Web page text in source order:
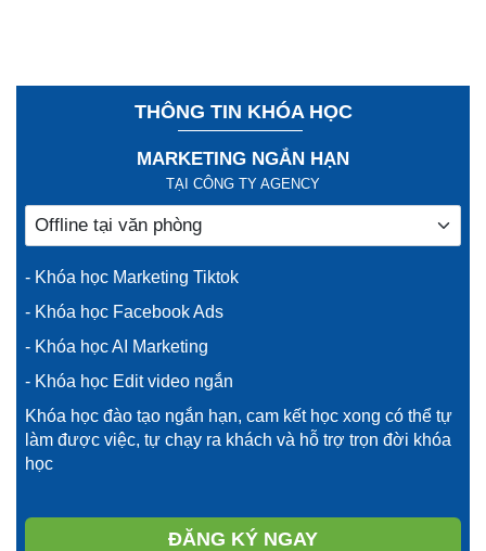
THÔNG TIN KHÓA HỌC
MARKETING NGẮN HẠN
TẠI CÔNG TY AGENCY
- Khóa học Marketing Tiktok
- Khóa học Facebook Ads
- Khóa học AI Marketing
- Khóa học Edit video ngắn
Khóa học đào tạo ngắn hạn, cam kết học xong có thể tự
làm được việc, tự chạy ra khách và hỗ trợ trọn đời khóa
học
ĐĂNG KÝ NGAY